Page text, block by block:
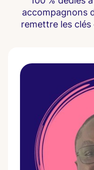
accompagnons
remettre les